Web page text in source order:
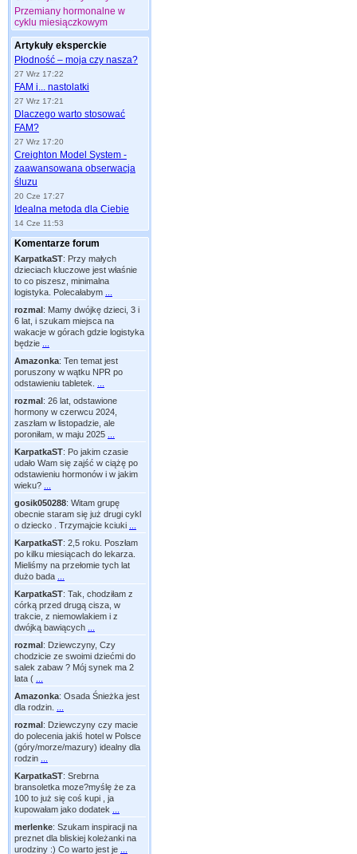
Przemiany hormonalne w
cyklu miesiączkowym
Artykuły eksperckie
Płodność – moja czy nasza?
27 Wrz 17:22
FAM i... nastolatki
27 Wrz 17:21
Dlaczego warto stosować
FAM?
27 Wrz 17:20
Creighton Model System -
zaawansowana obserwacja
śluzu
20 Cze 17:27
Idealna metoda dla Ciebie
14 Cze 11:53
Komentarze forum
KarpatkaST: Przy małych
dzieciach kluczowe jest właśnie
to co piszesz, minimalna
logistyka. Polecałabym
rozmal: Mamy dwójkę dzieci, 3 i
6 lat, i szukam miejsca na
wakacje w górach gdzie logistyka
będzie
Amazonka: Ten temat jest
poruszony w wątku NPR po
odstawieniu tabletek.
rozmal: 26 lat, odstawione
hormony w czerwcu 2024,
zaszłam w listopadzie, ale
poroniłam, w maju 2025
KarpatkaST: Po jakim czasie
udało Wam się zajść w ciążę po
odstawieniu hormonów i w jakim
wieku?
gosik050288: Witam grupę
obecnie staram się już drugi cykl
o dziecko . Trzymajcie kciuki
KarpatkaST: 2,5 roku. Poszłam
po kilku miesiącach do lekarza.
Mieliśmy na przełomie tych lat
dużo bada
KarpatkaST: Tak, chodziłam z
córką przed drugą cisza, w
trakcie, z niemowlakiem i z
dwójką bawiących
rozmal: Dziewczyny, Czy
chodzicie ze swoimi dziećmi do
salek zabaw ? Mój synek ma 2
lata (
Amazonka: Osada Śnieżka jest
dla rodzin.
rozmal: Dziewczyny czy macie
do polecenia jakiś hotel w Polsce
(góry/morze/mazury) idealny dla
rodzin
KarpatkaST: Srebrna
bransoletka moze?myślę że za
100 to już się coś kupi , ja
kupowałam jako dodatek
merlenke: Szukam inspiracji na
preznet dla bliskiej koleżanki na
urodziny :) Co warto jest je